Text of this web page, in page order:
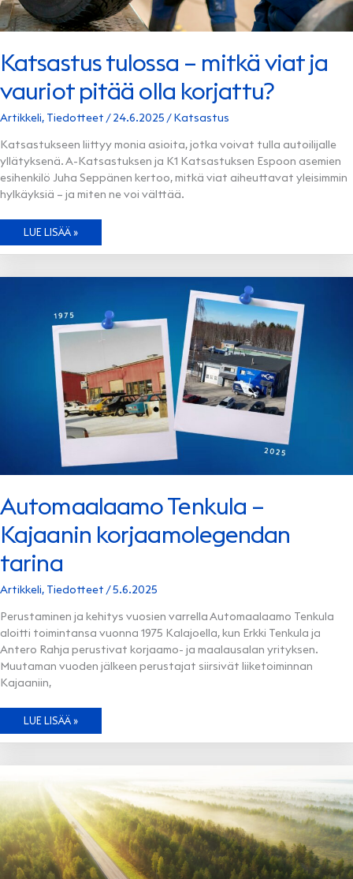
Katsastus tulossa – mitkä viat ja
vauriot pitää olla korjattu?
Artikkeli, Tiedotteet /24.6.2025 /Katsastus
Katsastukseen liittyy monia asioita, jotka voivat tulla autoilijalle
yllätyksenä. A-Katsastuksen ja K1 Katsastuksen Espoon asemien
esihenkilö Juha Seppänen kertoo, mitkä viat aiheuttavat yleisimmin
hylkäyksiä – ja miten ne voi välttää.
KATSASTUS
–
KORJATTU?
LUE LISÄÄ »
Automaalaamo Tenkula –
Kajaanin korjaamolegendan
tarina
Artikkeli, Tiedotteet /5.6.2025
Perustaminen ja kehitys vuosien varrella Automaalaamo Tenkula
aloitti toimintansa vuonna 1975 Kalajoella, kun Erkki Tenkula ja
Antero Rahja perustivat korjaamo- ja maalausalan yrityksen.
Muutaman vuoden jälkeen perustajat siirsivät liiketoiminnan
Kajaaniin,
AUTOMAALAAMO
–
LUE LISÄÄ »